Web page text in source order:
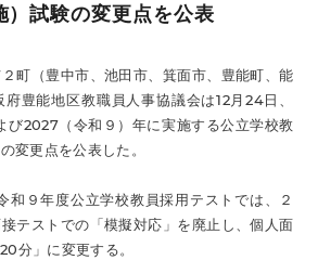
試験の変更点を公表
町（豊中市、池田市、箕面市、豊能町、能
豊能地区教職員人事協議会は12月24日、
び2027（令和９）年に実施する公立学校教
変更点を公表した。
和９年度公立学校教員採用テストでは、２
テストでの「模擬対応」を廃止し、個人面
分」に変更する。